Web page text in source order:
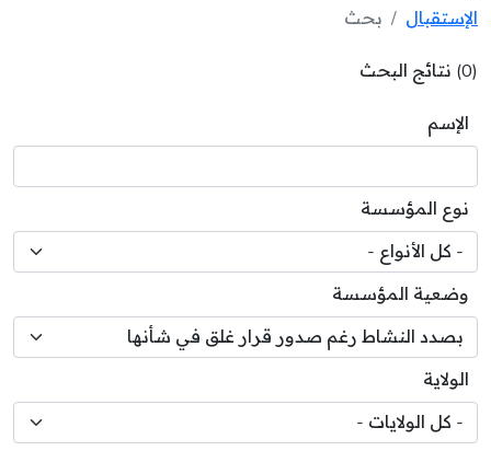
الإستقبال بحث
(0) نتائج البحث
الإسم
نوع المؤسسة
وضعية المؤسسة
الولاية